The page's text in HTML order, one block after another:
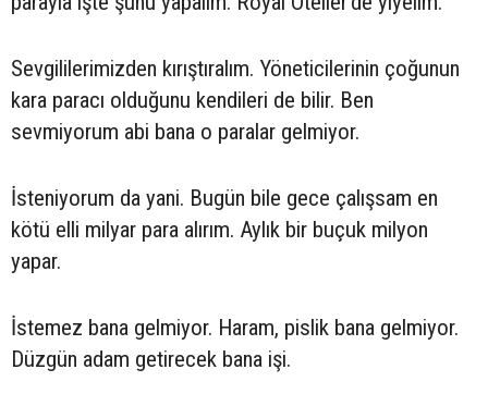
Sevgililerimizden kırıştıralım. Yöneticilerinin çoğunun
kara paracı olduğunu kendileri de bilir. Ben
sevmiyorum abi bana o paralar gelmiyor.
İsteniyorum da yani. Bugün bile gece çalışsam en
kötü elli milyar para alırım. Aylık bir buçuk milyon
yapar.
İstemez bana gelmiyor. Haram, pislik bana gelmiyor.
Düzgün adam getirecek bana işi.